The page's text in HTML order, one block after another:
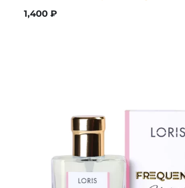
1,400₽